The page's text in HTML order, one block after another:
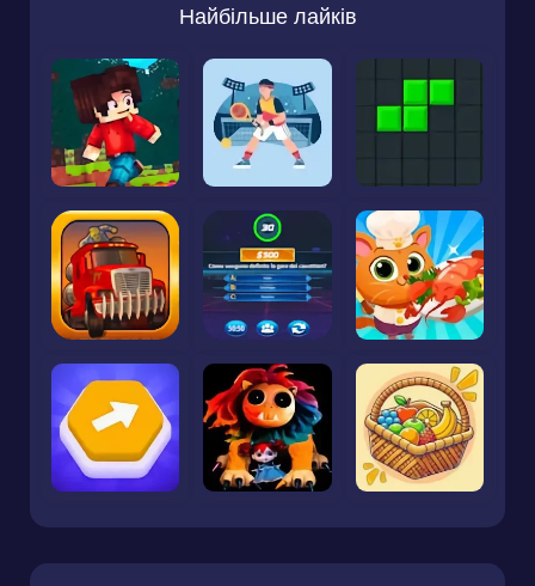
Найбільше лайків